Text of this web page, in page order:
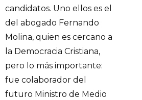
candidatos. Uno ellos es el
del abogado Fernando
Molina, quien es cercano a
la Democracia Cristiana,
pero lo más importante:
fue colaborador del
futuro Ministro de Medio